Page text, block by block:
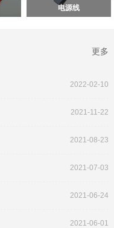
电源线
更多
2022-02-10
2021-11-22
2021-08-23
2021-07-03
2021-06-24
2021-06-01